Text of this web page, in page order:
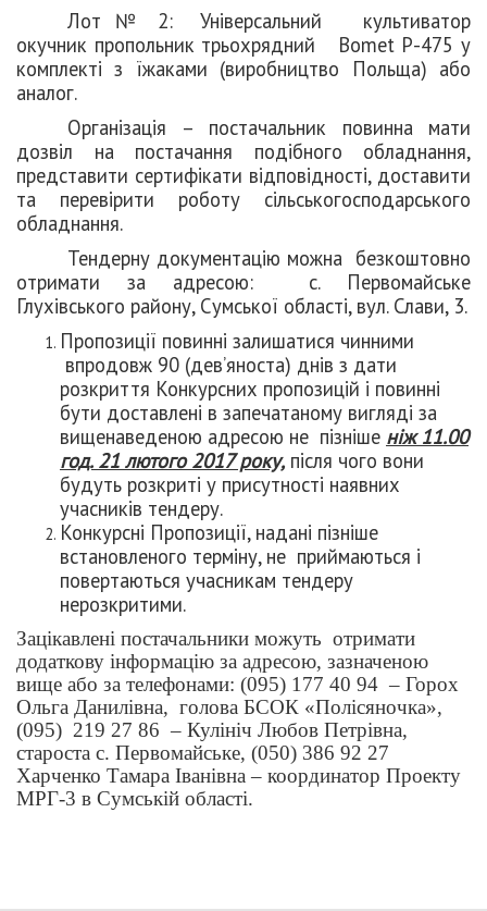
Лот № 2: Універсальний культиватор
окучник пропольник трьохрядний Bomet P-475 у
комплекті з їжаками (виробництво Польща) або
аналог.
Організація – постачальник повинна мати
дозвіл на постачання подібного обладнання,
представити сертифікати відповідності, доставити
та перевірити роботу сільськогосподарського
обладнання.
Тендерну документацію можна безкоштовно
отримати за адресою: с. Первомайське
Глухівського району, Сумської області, вул. Слави, 3.
Пропозиції повинні залишатися чинними
впродовж 90 (дев’яноста) днів з дати
розкриття Конкурсних пропозицій і повинні
бути доставлені в запечатаному вигляді за
вищенаведеною адресою не пізніше ніж 11.00
год. 21 лютого 2017 року, після чого вони
будуть розкриті у присутності наявних
учасників тендеру.
Конкурсні Пропозиції, надані пізніше
встановленого терміну, не приймаються і
повертаються учасникам тендеру
нерозкритими.
Зацікавлені постачальники можуть отримати
додаткову інформацію за адресою, зазначеною
вище або за телефонами: (095) 177 40 94 – Горох
Ольга Данилівна, голова БСОК «Полісяночка»,
(095) 219 27 86 – Кулініч Любов Петрівна,
староста с. Первомайське, (050) 386 92 27
Харченко Тамара Іванівна – координатор Проекту
МРГ-3 в Сумській області.